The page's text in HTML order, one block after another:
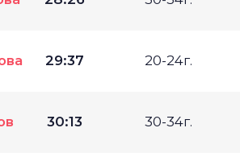
29:37 20-24г.
30:13 30-34г.